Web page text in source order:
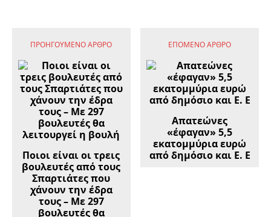
ΠΡΟΗΓΟΎΜΕΝΟ ΆΡΘΡΟ
Ποιοι είναι οι τρεις
βουλευτές από τους
Σπαρτιάτες που
χάνουν την έδρα
τους – Με 297
βουλευτές θα
ΕΠΌΜΕΝΟ ΆΡΘΡΟ
Απατεώνες
«έφαγαν» 5,5
εκατομμύρια ευρώ
από δημόσιο και Ε. Ε